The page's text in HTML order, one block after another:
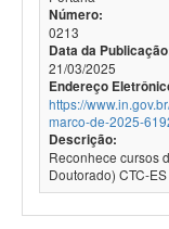
Número:
0213
Data da
21/03/2025
Endereço
https://
marco-de-2025-
Descrição:
Reconhece cursos
Doutorado) CTC-